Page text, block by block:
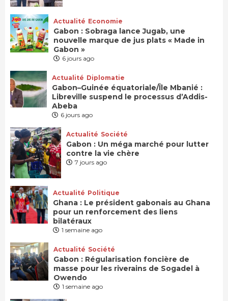
Actualité Economie
Gabon : Sobraga lance Jugab, une
nouvelle marque de jus plats « Made in
Gabon »
6 jours ago
Actualité Diplomatie
Gabon–Guinée équatoriale/Île Mbanié :
Libreville suspend le processus d’Addis-
Abeba
6 jours ago
Actualité Société
Gabon : Un méga marché pour lutter
contre la vie chère
7 jours ago
Actualité Politique
Ghana : Le président gabonais au Ghana
pour un renforcement des liens
bilatéraux
1 semaine ago
Actualité Société
Gabon : Régularisation foncière de
masse pour les riverains de Sogadel à
Owendo
1 semaine ago